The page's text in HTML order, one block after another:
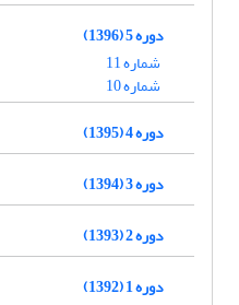
دوره 5 (1396)
شماره 11
شماره 10
دوره 4 (1395)
دوره 3 (1394)
دوره 2 (1393)
دوره 1 (1392)